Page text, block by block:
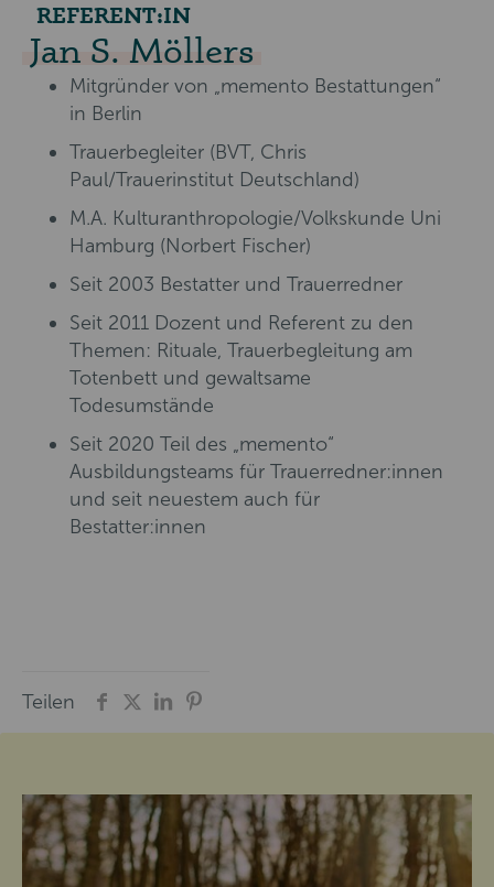
REFERENT:IN
Jan S. Möllers
Mitgründer von „memento Bestattungen“
in Berlin
Trauerbegleiter (BVT, Chris
Paul/Trauerinstitut Deutschland)
M.A. Kulturanthropologie/Volkskunde Uni
Hamburg (Norbert Fischer)
Seit 2003 Bestatter und Trauerredner
Seit 2011 Dozent und Referent zu den
Themen: Rituale, Trauerbegleitung am
Totenbett und gewaltsame
Todesumstände
Seit 2020 Teil des „memento“
Ausbildungsteams für Trauerredner:innen
und seit neuestem auch für
Bestatter:innen
Teilen